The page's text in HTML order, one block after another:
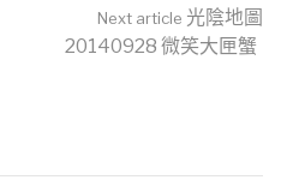
Next article 光陰地圖
20140928 微笑大匣蟹